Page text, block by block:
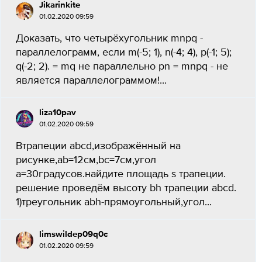
Jikarinkite
01.02.2020 09:59
Доказать, что четырёхугольник mnpq -
параллелограмм, если m(-5; 1), n(-4; 4), p(-1; 5);
q(-2; 2). = mq не параллельно pn = mnpq - не
является параллелограммом!...
liza10pav
01.02.2020 09:59
Втрапеции abcd,изображённый на
рисунке,ab=12см,bc=7см,угол
а=30градусов.найдите площадь s трапеции.
решение проведём высоту bh трапеции abcd.
1)треугольник abh-прямоугольный,угол...
limswildep09q0c
01.02.2020 09:59